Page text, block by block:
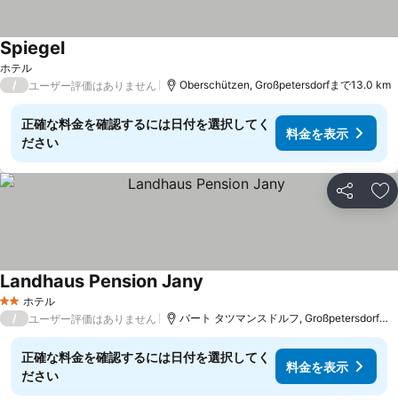
ホテル
Spiegel料金を表示
/ ユーザー評価はありません Oberschützen, Großpetersdorfまで13.0 km
正確な料金を確認するには日付を選択してく
ださい
料金を表示
シェア お
2 ホテルのランク
ホテル
Landhaus Pension Jany
/ ユーザー評価はありません バート タツマンスドルフ, Großpetersdorfま
正確な料金を確認するには日付を選択してく
ださい
料金を表示